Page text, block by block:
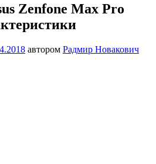
Zenfone Max Pro
автором Радмир Новакович